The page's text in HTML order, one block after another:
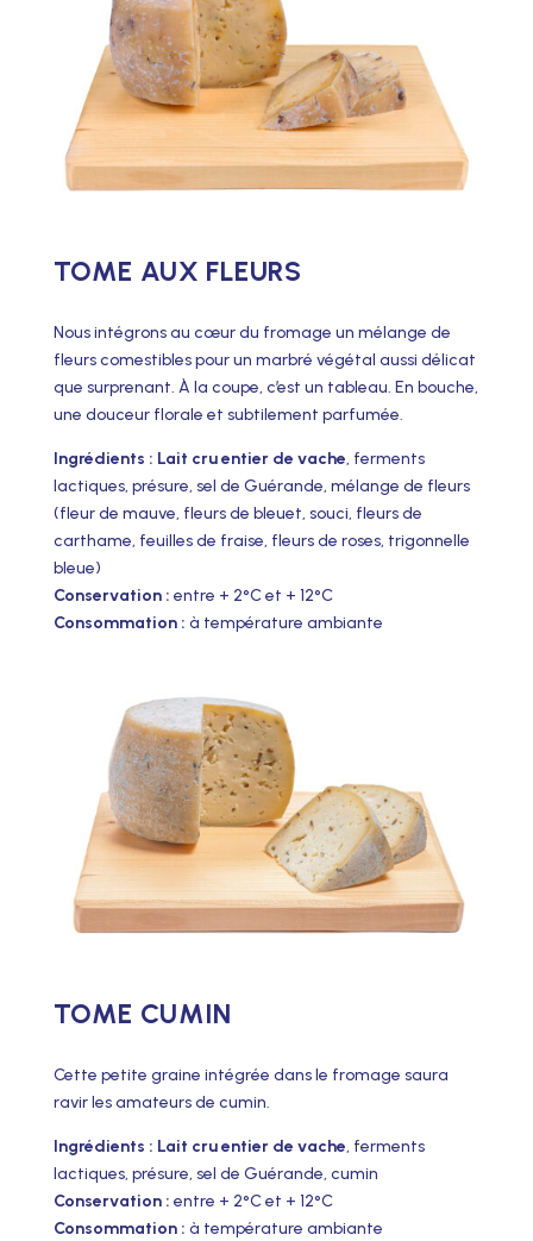
TOME AUX FLEURS
Nous intégrons au cœur du fromage un mélange de
fleurs comestibles pour un marbré végétal aussi délicat
que surprenant. À la coupe, c’est un tableau. En bouche,
une douceur florale et subtilement parfumée.
Ingrédients : Lait cru entier de vache, ferments
lactiques, présure, sel de Guérande, mélange de fleurs
(fleur de mauve, fleurs de bleuet, souci, fleurs de
carthame, feuilles de fraise, fleurs de roses, trigonnelle
bleue)
Conservation : entre + 2°C et + 12°C
Consommation : à température ambiante
TOME CUMIN
Cette petite graine intégrée dans le fromage saura
ravir les amateurs de cumin.
Ingrédients : Lait cru entier de vache, ferments
lactiques, présure, sel de Guérande, cumin
Conservation : entre + 2°C et + 12°C
Consommation : à température ambiante